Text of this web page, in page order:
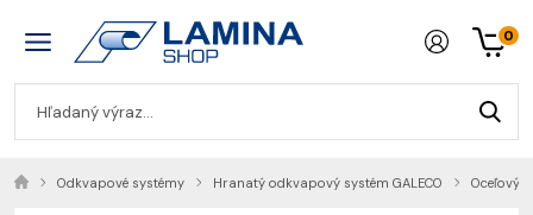
0
Odkvapové systémy Hranatý odkvapový systém GALECO Oceľový